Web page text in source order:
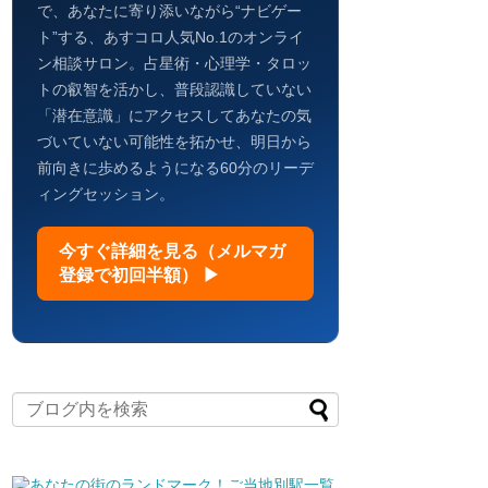
で、あなたに寄り添いながら“ナビゲー
ト”する、あすコロ人気No.1のオンライ
ン相談サロン。占星術・心理学・タロッ
トの叡智を活かし、普段認識していない
「潜在意識」にアクセスしてあなたの気
づいていない可能性を拓かせ、明日から
前向きに歩めるようになる60分のリーデ
ィングセッション。
今すぐ詳細を見る（メルマガ
登録で初回半額） ▶